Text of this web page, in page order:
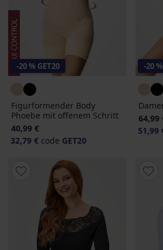
-20 % GET20
Figurformender Body
Phoebe mit offenem Schritt
40,99 €
32,79 € code GET20
-20
64,99
51,99